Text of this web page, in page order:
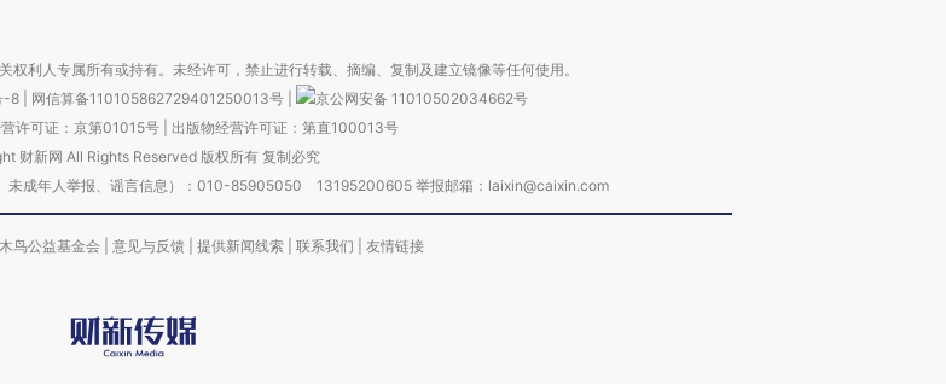
利人专属所有或持有。未经许可，禁止进行转载、摘编、复制及建立镜像等任何使用。
-8 网信算备110105862729401250013号
京公网安备 11010502034662号
许可证：京第01015号| 出版物经营许可证：第直100013号
财新网 All Rights Reserved 版权所有 复制必究
未成年人举报、谣言信息）：010-85905050 13195200605 举报邮箱：laixin@caixin.com
鸟公益基金会 意见与反馈 提供新闻线索 联系我们 友情链接